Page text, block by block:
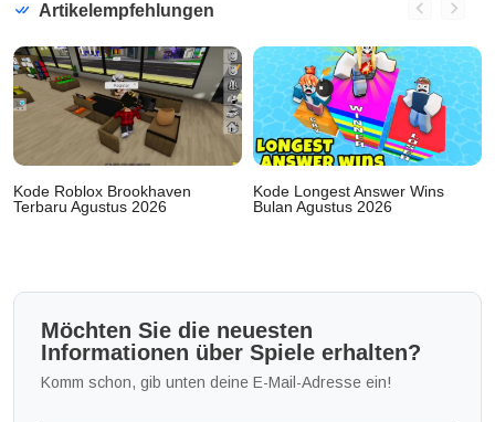
Artikelempfehlungen
Kode Roblox Brookhaven
Terbaru Agustus 2026
Kode Longest Answer Wins
Bulan Agustus 2026
Möchten Sie die neuesten
Informationen über Spiele erhalten?
Komm schon, gib unten deine E-Mail-Adresse ein!